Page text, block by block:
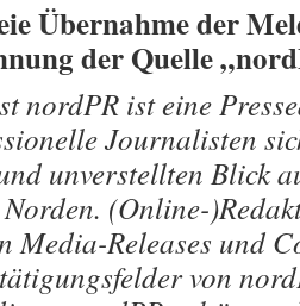
Übernahme der
der Quelle
nordPR ist eine
Journalisten
unverstellten Blick
(Online-
Media-Releases und
von